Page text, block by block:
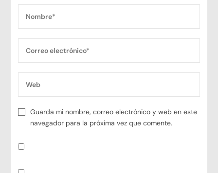
Guarda mi nombre, correo electrónico y web en este
navegador para la próxima vez que comente.